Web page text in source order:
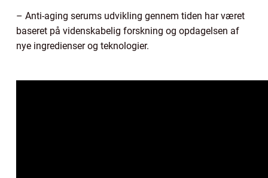
– Anti-aging serums udvikling gennem tiden har været
baseret på videnskabelig forskning og opdagelsen af
nye ingredienser og teknologier.